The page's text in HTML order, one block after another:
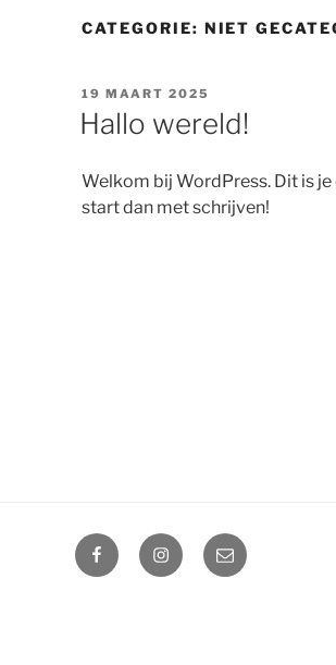
CATEGORIE: NIET
GEPLAATST
OP
19 MAART 2025
Hallo wereld!
Welkom bij WordPress. Dit is
start dan met schrijven!
FacebookInstagram
E-
mail